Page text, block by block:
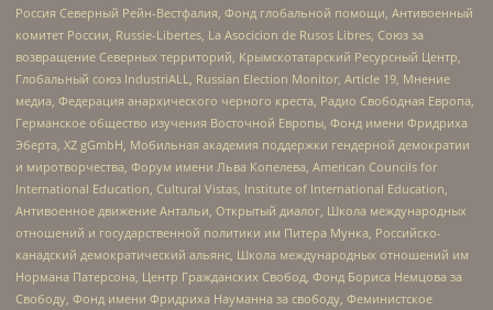
Россия Северный Рейн-Вестфалия, Фонд глобальной помощи, Антивоенный
комитет России, Russie-Libertes, La Asocicion de Rusos Libres, Союз за
возвращение Северных территорий, Крымскотатарский Ресурсный Центр,
Глобальный союз IndustriALL, Russian Election Monitor, Article 19, Мнение
медиа, Федерация анархического черного креста, Радио Свободная Европа,
Германское общество изучения Восточной Европы, Фонд имени Фридриха
Эберта, XZ gGmbH, Мобильная академия поддержки гендерной демократии
и миротворчества, Форум имени Льва Копелева, American Councils for
International Education, Cultural Vistas, Institute of International Education,
Антивоенное движение Антальи, Открытый диалог, Школа международных
отношений и государственной политики им Питера Мунка, Российско-
канадский демократический альянс, Школа международных отношений им
Нормана Патерсона, Центр Гражданских Свобод, Фонд Бориса Немцова за
Свободу, Фонд имени Фридриха Науманна за свободу, Феминистское